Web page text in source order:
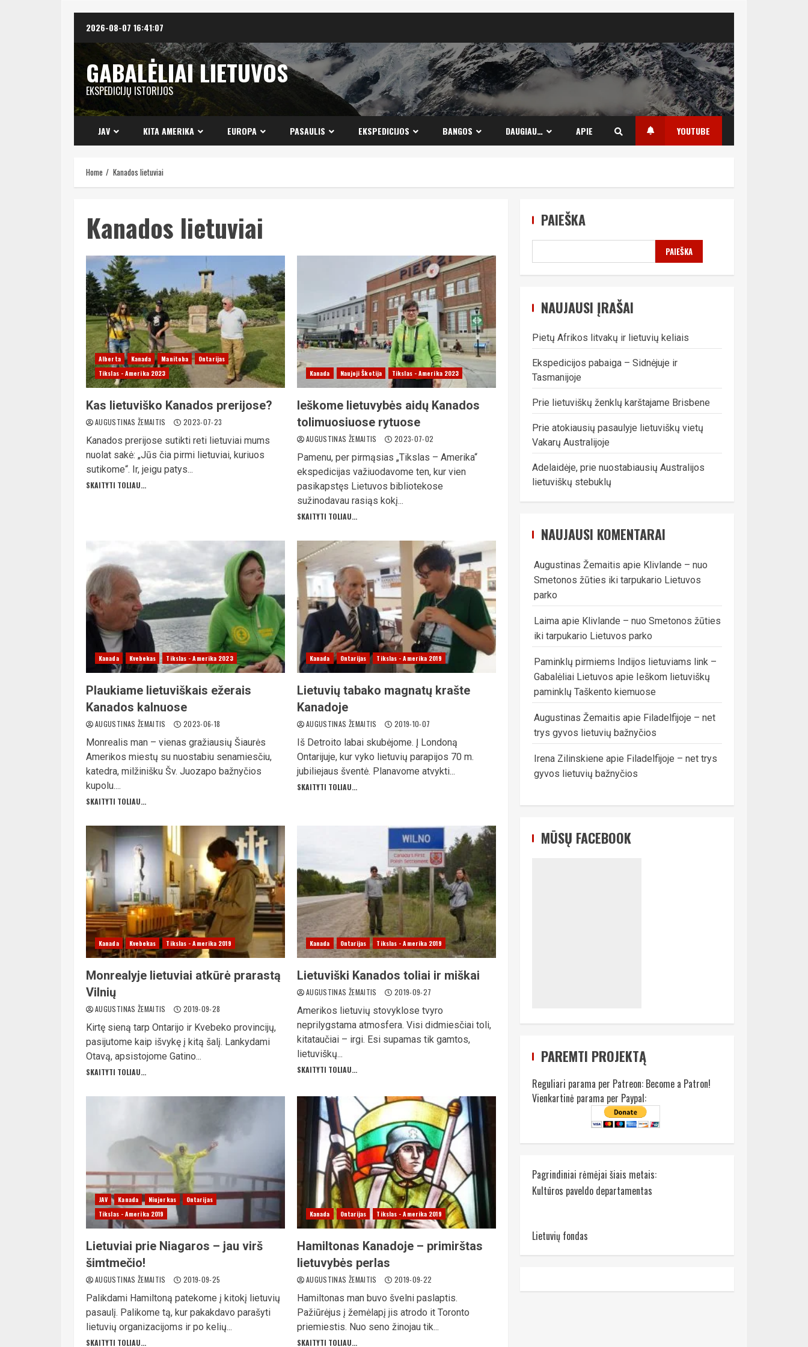
content
2026-08-07 16:41:08
GABALĖLIAI LIETUVOS
EKSPEDICIJŲ ISTORIJOS
JAV KITA AMERIKA EUROPA PASAULIS EKSPEDICIJOS BANGOS DAUGIAU… APIE YOUTUBE
Home Kanados lietuviai
Kanados lietuviai
Alberta Kanada Manitoba
Ontarijas
Tikslas - Amerika 2023
Kas lietuviško Kanados prerijose?
AUGUSTINAS ŽEMAITIS 2023-07-23
Kanados prerijose sutikti reti lietuviai mums
nuolat sakė: „Jūs čia pirmi lietuviai, kuriuos
sutikome“. Ir, jeigu patys...
SKAITYTI TOLIAU...
Kanada Naujoji Škotija Tikslas - Amerika 2023
Ieškome lietuvybės aidų Kanados
tolimuosiuose rytuose
AUGUSTINAS ŽEMAITIS 2023-07-02
Pamenu, per pirmąsias „Tikslas – Amerika“
ekspedicijas važiuodavome ten, kur vien
pasikapstęs Lietuvos bibliotekose
sužinodavau rasiąs kokį...
SKAITYTI TOLIAU...
Kanada Kvebekas Tikslas - Amerika 2023
Plaukiame lietuviškais ežerais
Kanados kalnuose
AUGUSTINAS ŽEMAITIS 2023-06-18
Monrealis man – vienas gražiausių Šiaurės
Amerikos miestų su nuostabiu senamiesčiu,
katedra, milžinišku Šv. Juozapo bažnyčios
kupolu....
SKAITYTI TOLIAU...
Kanada Ontarijas Tikslas - Amerika 2019
Lietuvių tabako magnatų krašte
Kanadoje
AUGUSTINAS ŽEMAITIS 2019-10-07
Iš Detroito labai skubėjome. Į Londoną
Ontarijuje, kur vyko lietuvių parapijos 70 m.
jubiliejaus šventė. Planavome atvykti...
SKAITYTI TOLIAU...
Kanada Kvebekas Tikslas - Amerika 2019
Monrealyje lietuviai atkūrė prarastą
Vilnių
AUGUSTINAS ŽEMAITIS 2019-09-28
Kirtę sieną tarp Ontarijo ir Kvebeko provincijų,
pasijutome kaip išvykę į kitą šalį. Lankydami
Otavą, apsistojome Gatino...
SKAITYTI TOLIAU...
Kanada Ontarijas Tikslas - Amerika 2019
Lietuviški Kanados toliai ir miškai
AUGUSTINAS ŽEMAITIS 2019-09-27
Amerikos lietuvių stovyklose tvyro
neprilygstama atmosfera. Visi didmiesčiai toli,
kitataučiai – irgi. Esi supamas tik gamtos,
lietuviškų...
SKAITYTI TOLIAU...
JAV Kanada Niujorkas
Ontarijas
Tikslas - Amerika 2019
Lietuviai prie Niagaros – jau virš
šimtmečio!
AUGUSTINAS ŽEMAITIS 2019-09-25
Palikdami Hamiltoną patekome į kitokį lietuvių
pasaulį. Palikome tą, kur pakakdavo parašyti
lietuvių organizacijoms ir po kelių...
SKAITYTI TOLIAU...
Kanada Ontarijas Tikslas - Amerika 2019
Hamiltonas Kanadoje – primirštas
lietuvybės perlas
AUGUSTINAS ŽEMAITIS 2019-09-22
Hamiltonas man buvo švelni paslaptis.
Pažiūrėjus į žemėlapį jis atrodo it Toronto
priemiestis. Nuo seno žinojau tik...
SKAITYTI TOLIAU...
PAIEŠKA
PAIEŠKA
NAUJAUSI ĮRAŠAI
Pietų Afrikos litvakų ir lietuvių keliais
Ekspedicijos pabaiga – Sidnėjuje ir
Tasmanijoje
Prie lietuviškų ženklų karštajame Brisbene
Prie atokiausių pasaulyje lietuviškų vietų
Vakarų Australijoje
Adelaidėje, prie nuostabiausių Australijos
lietuviškų stebuklų
NAUJAUSI KOMENTARAI
Augustinas Žemaitis apie Klivlande – nuo
Smetonos žūties iki tarpukario Lietuvos
parko
Laimaapie Klivlande – nuo Smetonos žūties
iki tarpukario Lietuvos parko
Paminklų pirmiems Indijos lietuviams link –
Gabalėliai Lietuvos apie Ieškom lietuviškų
paminklų Taškento kiemuose
Augustinas Žemaitis apie Filadelfijoje – net
trys gyvos lietuvių bažnyčios
Irena Zilinskiene apie Filadelfijoje – net trys
gyvos lietuvių bažnyčios
MŪSŲ FACEBOOK
PAREMTI PROJEKTĄ
Reguliari parama per Patreon: Become a Patron!
Vienkartinė parama per Paypal:
Pagrindiniai rėmėjai šiais metais:
Kultūros paveldo departamentas
Lietuvių fondas